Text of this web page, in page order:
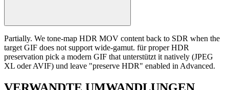
Partially. We tone-map HDR MOV content back to SDR when the
target GIF does not support wide-gamut. für proper HDR
preservation pick a modern GIF that unterstützt it natively (JPEG
XL oder AVIF) und leave "preserve HDR" enabled in Advanced.